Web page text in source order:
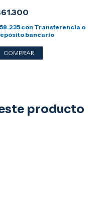
RMSc
con Transferencia o
bancario
producto